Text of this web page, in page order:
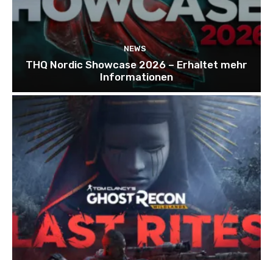
NEWS
THQ Nordic Showcase 2026 – Erhaltet mehr
Informationen